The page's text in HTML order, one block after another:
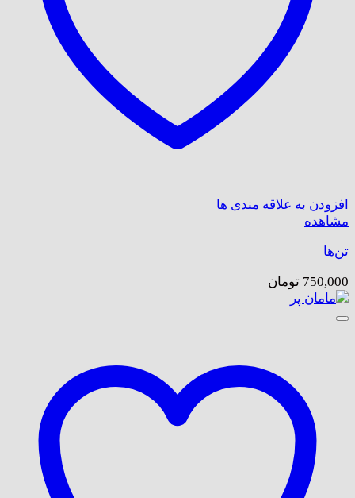
افزودن به علاقه مندی ها
مشاهده
تن‌ها
750,000 تومان